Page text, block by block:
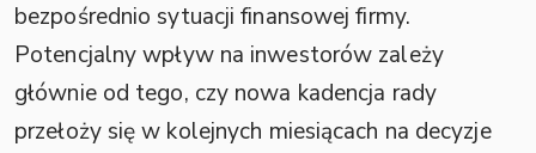
bezpośrednio sytuacji finansowej firmy.
Potencjalny wpływ na inwestorów zależy
głównie od tego, czy nowa kadencja rady
przełoży się w kolejnych miesiącach na decyzje